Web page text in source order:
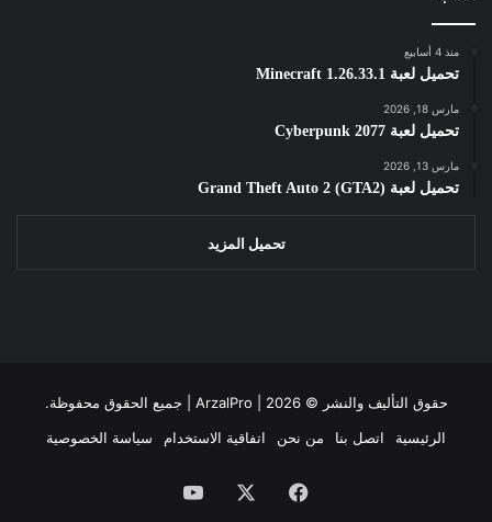
منذ 4 أسابيع
تحميل لعبة Minecraft 1.26.33.1
مارس 18, 2026
تحميل لعبة Cyberpunk 2077
مارس 13, 2026
تحميل لعبة Grand Theft Auto 2 (GTA2)
تحميل المزيد
حقوق التأليف والنشر © ArzalPro | 2026 | جميع الحقوق محفوظة.
الرئيسية
اتصل بنا من نحن اتفاقية الاستخدام سياسة الخصوصية
فيسبوك ‫YouTube